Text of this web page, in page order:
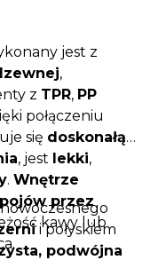
jest z
,
z TPR, PP
połączeniu
się doskonałą
, jest lekki,
. Wnętrze
przez
kawy lub
i połyskiem
podwójna